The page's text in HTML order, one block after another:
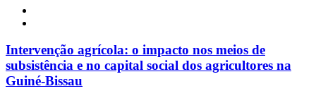
Intervenção agrícola: o impacto nos meios de
subsistência e no capital social dos agricultores na
Guiné-Bissau